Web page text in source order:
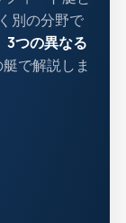
別の分野で
3つの異なる
で解説しま